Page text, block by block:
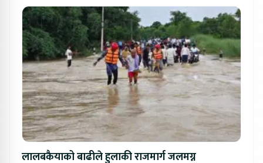
लालबकैयाको बाढीले हुलाकी राजमार्ग जलमग्न